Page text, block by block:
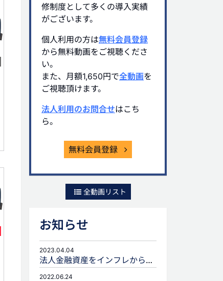
修制度として多くの導入実績
がございます。
個人利用の方は無料会員登録
から無料動画をご視聴くださ
い。
また、月額1,650円で全動画を
ご視聴頂けます。
法人利用のお問合せはこち
ら。
無料会員登録
全動画リスト
お知らせ
2023.04.04
法人金融資産をインフレから守るための生命保険活用
2022.06.24